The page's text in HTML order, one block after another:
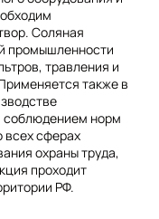
Соляная
промышленности
травления и
также в
соблюдением норм
всех сферах
охраны труда,
проходит
РФ.